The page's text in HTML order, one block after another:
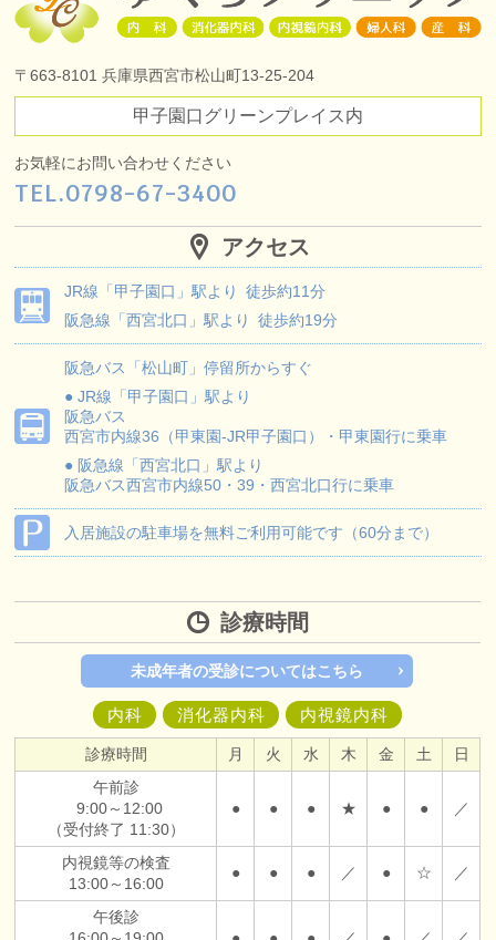
〒663-8101兵庫県西宮市松山町13-25-204
甲子園口グリーンプレイス内
お気軽にお問い合わせください
TEL.0798-67-3400
アクセス
JR線 「甲子園口」駅より徒歩約11分
阪急線 「西宮北口」駅より徒歩約19分
阪急バス
「松山町」停留所からすぐ
● JR線「甲子園口」駅より
阪急バス
西宮市内線36（甲東園-JR甲子園口）・甲東園行に乗車
● 阪急線「西宮北口」駅より
阪急バス西宮市内線50・39・西宮北口行に乗車
入居施設の駐車場を無料ご利用可能です（60分まで）
診療時間
未成年者の受診についてはこちら
内科 消化器内科 内視鏡内科
診療時間 月 火 水 木 金 土
日
午前診
9:00～12:00
（受付終了 11:30）
● ● ● ★ ● ● ／
内視鏡等の検査
13:00～16:00
● ● ● ／ ● ☆ ／
午後診